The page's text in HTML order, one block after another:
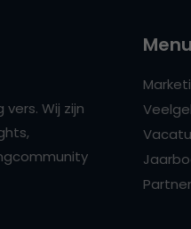
Wij zijn
Menu